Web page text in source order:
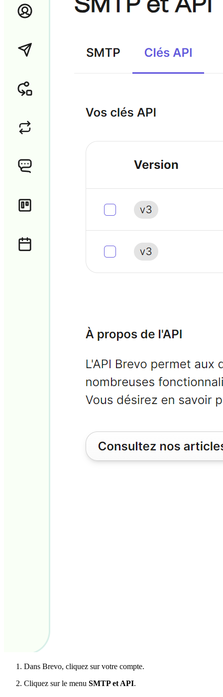
Dans Brevo, cliquez sur votre compte.
Cliquez sur le menu SMTP et API.